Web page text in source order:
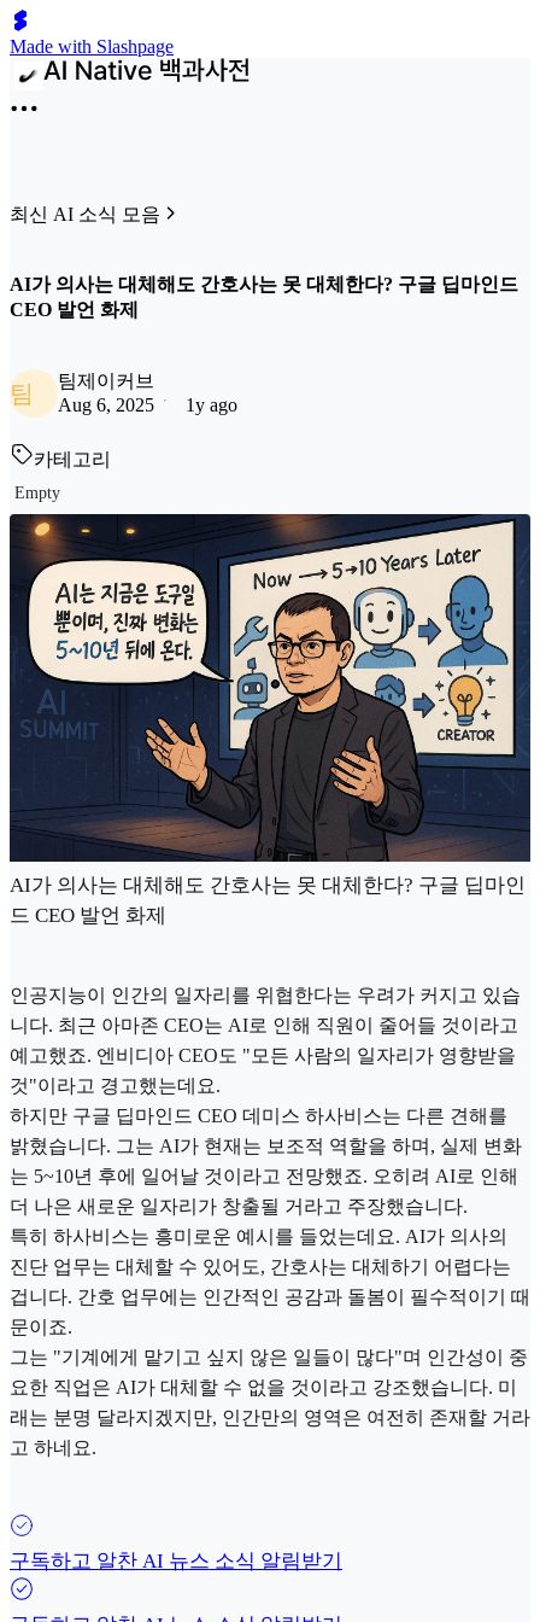
Made with Slashpage
최신 AI 소식 모음
AI가 의사는 대체해도 간호사는 못 대체한다? 구글 딥마인드
CEO 발언 화제
팀
팀제이커브
Aug 6, 2025
1y ago
카테고리
Empty
AI가 의사는 대체해도 간호사는 못 대체한다? 구글 딥마인
드 CEO 발언 화제
인공지능이 인간의 일자리를 위협한다는 우려가 커지고 있습
니다. 최근 아마존 CEO는 AI로 인해 직원이 줄어들 것이라고
예고했죠. 엔비디아 CEO도 "모든 사람의 일자리가 영향받을
것"이라고 경고했는데요.
하지만 구글 딥마인드 CEO 데미스 하사비스는 다른 견해를
밝혔습니다. 그는 AI가 현재는 보조적 역할을 하며, 실제 변화
는 5~10년 후에 일어날 것이라고 전망했죠. 오히려 AI로 인해
더 나은 새로운 일자리가 창출될 거라고 주장했습니다.
특히 하사비스는 흥미로운 예시를 들었는데요. AI가 의사의
진단 업무는 대체할 수 있어도, 간호사는 대체하기 어렵다는
겁니다. 간호 업무에는 인간적인 공감과 돌봄이 필수적이기 때
문이죠.
그는 "기계에게 맡기고 싶지 않은 일들이 많다"며 인간성이 중
요한 직업은 AI가 대체할 수 없을 것이라고 강조했습니다. 미
래는 분명 달라지겠지만, 인간만의 영역은 여전히 존재할 거라
고 하네요.
구독하고 알찬 AI 뉴스 소식 알림받기